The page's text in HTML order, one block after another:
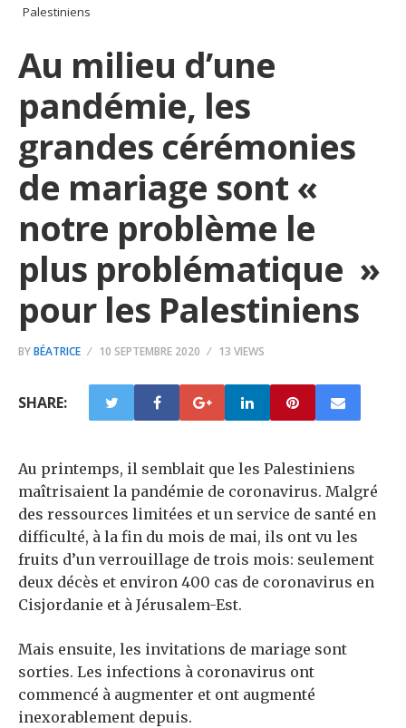
Palestiniens
Au milieu d’une
pandémie, les
grandes cérémonies
de mariage sont «
notre problème le
plus problématique »
pour les Palestiniens
BYBÉATRICE 10 SEPTEMBRE 2020 13 VIEWS
SHARE:
Au printemps, il semblait que les Palestiniens
maîtrisaient la pandémie de coronavirus. Malgré
des ressources limitées et un service de santé en
difficulté, à la fin du mois de mai, ils ont vu les
fruits d’un verrouillage de trois mois: seulement
deux décès et environ 400 cas de coronavirus en
Cisjordanie et à Jérusalem-Est.
Mais ensuite, les invitations de mariage sont
sorties. Les infections à coronavirus ont
commencé à augmenter et ont augmenté
inexorablement depuis.